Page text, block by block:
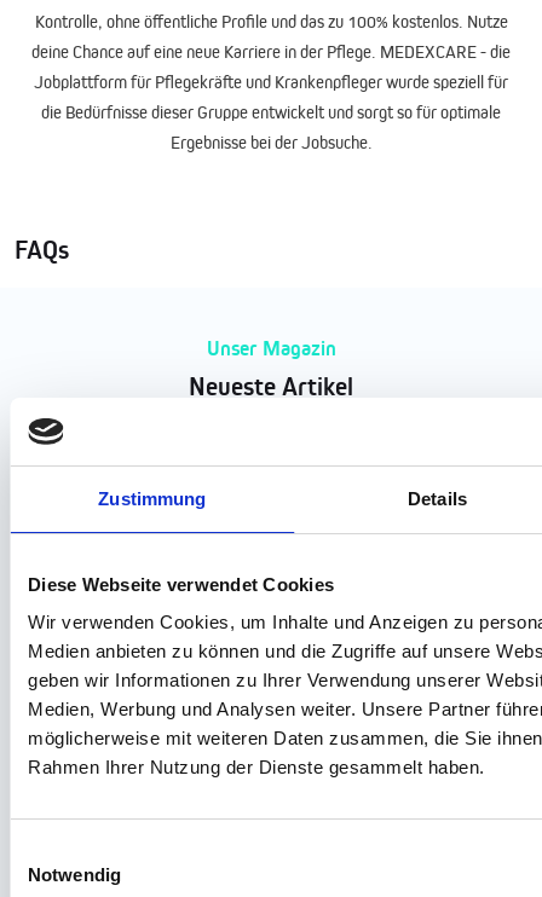
Zustimmung Details
Diese Webseite verwendet Cookies
Wir verwenden Cookies, um Inhalte und Anzeigen zu
Medien anbieten zu können und die Zugriffe auf unsere
geben wir Informationen zu Ihrer Verwendung unserer
Medien, Werbung und Analysen weiter. Unsere Partner
möglicherweise mit weiteren Daten zusammen, die Sie
Rahmen Ihrer Nutzung der Dienste gesammelt haben.
Notwendig
Kontrolle, ohne öffentliche Profile und das zu 100% kostenlos. Nutze
deine Chance auf eine neue Karriere in der Pflege. MEDEXCARE - die
Jobplattform für Pflegekräfte und Krankenpflegerwurde speziell für
die Bedürfnisse dieser Gruppe entwickelt und sorgt so für optimale
Ergebnisse bei der Jobsuche.
FAQs
Unser Magazin
Neueste Artikel